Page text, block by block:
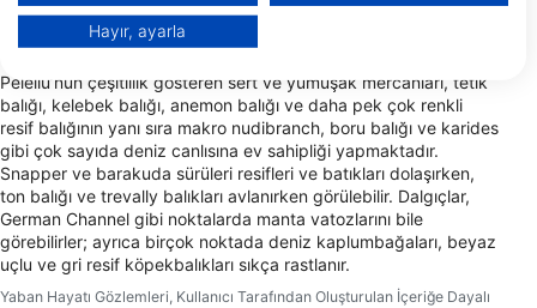
Peleliu’da Görülebilecek En Önemli Yaban
Hayatı Türleri
Peleliu’nun çeşitlilik gösteren sert ve yumuşak mercanları, tetik
balığı, kelebek balığı, anemon balığı ve daha pek çok renkli
resif balığının yanı sıra makro nudibranch, boru balığı ve karides
gibi çok sayıda deniz canlısına ev sahipliği yapmaktadır.
Snapper ve barakuda sürüleri resifleri ve batıkları dolaşırken,
ton balığı ve trevally balıkları avlanırken görülebilir. Dalgıçlar,
German Channel gibi noktalarda manta vatozlarını bile
görebilirler; ayrıca birçok noktada deniz kaplumbağaları, beyaz
uçlu ve gri resif köpekbalıkları sıkça rastlanır.
Yaban Hayatı Gözlemleri, Kullanıcı Tarafından Oluşturulan İçeriğe Dayalı
Onayınız ve cookie politikası yalnızca bu web sitesi/uygulama için
Verilerinizi aşağıdaki amaçlarla kullanıyoruz:
IAB işleme amaçları:
Bilgileri bir cihazda depolamak ve/veya
onlara cihazdan erişmek
Reklam seçmek için sınırlı veri kullanmak
Kişiselleştirilmiş reklam için profiller
oluşturmak
Hayır, ayarla